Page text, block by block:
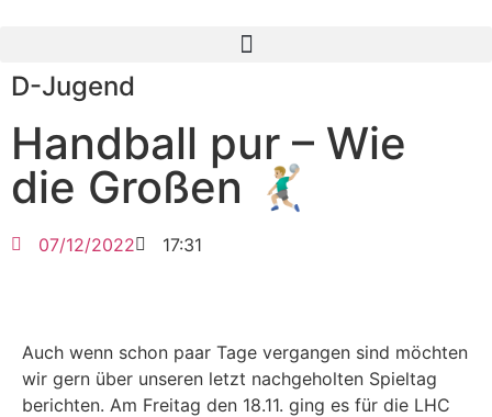
D-Jugend
Handball pur – Wie
die Großen 🤾🏼‍♂️
07/12/2022 17:31
Auch wenn schon paar Tage vergangen sind möchten
wir gern über unseren letzt nachgeholten Spieltag
berichten. Am Freitag den 18.11. ging es für die LHC